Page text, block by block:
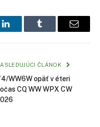
LinkedInTumblr Email
ČLÁNOK
WW6W opäť v éteri
CQ WW WPX CW